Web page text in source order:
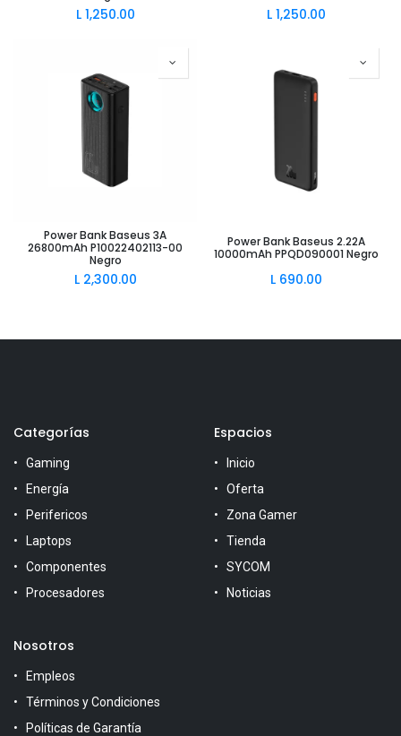
L 1,250.00 L 1,250.00
Power Bank Baseus 3A
26800mAh P10022402113-00
Negro
L 2,300.00
Power Bank Baseus 2.22A
10000mAh PPQD090001 Negro
L 690.00
Categorías
Gaming
Energía
Perifericos
Laptops
Componentes
Procesadores
Espacios
Inicio
Oferta
Zona Gamer
Tienda
SYCOM
Noticias
Nosotros
Empleos
Términos y Condiciones
Políticas de Garantía